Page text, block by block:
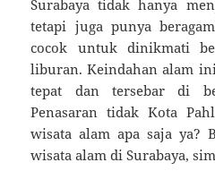
Surabaya tidak hanya
tetapi juga punya
cocok untuk dinikmati
liburan. Keindahan alam
tepat dan tersebar di
Penasaran tidak Kota
wisata alam apa saja ya?
wisata alam di Surabaya,